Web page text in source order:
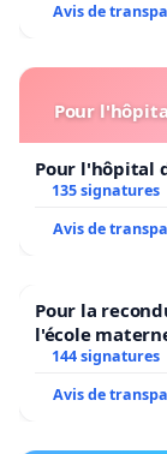
Avis de
Pour
Pour l'hôpital
135 signatures
Avis de
Pour la
l'école
2026/2027
144 signatures
Avis de